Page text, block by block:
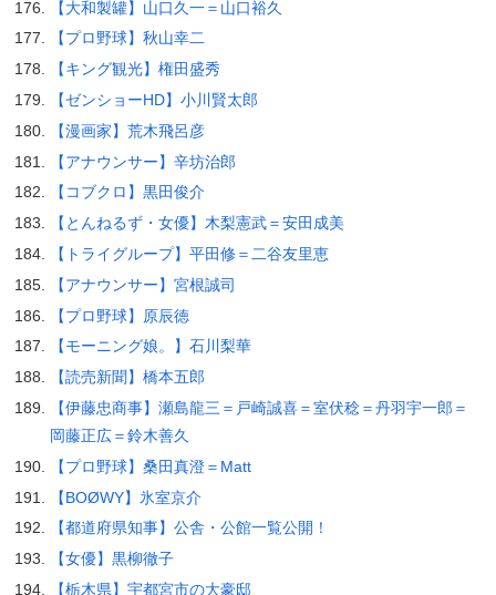
【大和製罐】山口久一＝山口裕久
【プロ野球】秋山幸二
【キング観光】権田盛秀
【ゼンショーHD】小川賢太郎
【漫画家】荒木飛呂彦
【アナウンサー】辛坊治郎
【コブクロ】黒田俊介
【とんねるず・女優】木梨憲武＝安田成美
【トライグループ】平田修＝二谷友里恵
【アナウンサー】宮根誠司
【プロ野球】原辰徳
【モーニング娘。】石川梨華
【読売新聞】橋本五郎
【伊藤忠商事】瀬島龍三＝戸崎誠喜＝室伏稔＝丹羽宇一郎＝
岡藤正広＝鈴木善久
【プロ野球】桑田真澄＝Matt
【BOØWY】氷室京介
【都道府県知事】公舎・公館一覧公開！
【女優】黒柳徹子
【栃木県】宇都宮市の大豪邸